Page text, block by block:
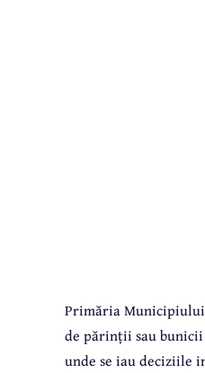
Primăria
de părinții sau
unde se iau deciziile